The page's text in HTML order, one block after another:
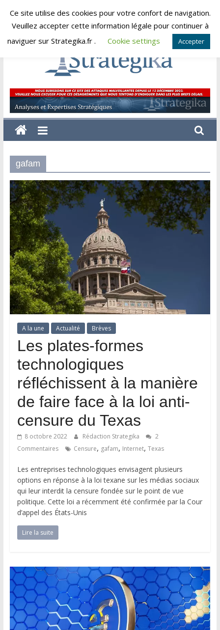
Skip
vendredi, août 7, 2026
Strategika
Expertise
et
Analyses
gafam
A la une Actualité Brèves
Les plates-formes
technologiques
réfléchissent à la manière
de faire face à la loi anti-
censure du Texas
8 octobre 2022 Rédaction Strategika
2
Commentaires
Censure, gafam, Internet, Texas
Les entreprises technologiques envisagent plusieurs
options en réponse à la loi texane sur les médias sociaux
qui leur interdit la censure fondée sur le point de vue
politique. Cette loi a récemment été confirmée par la Cour
d’appel des États-Unis
Lire la suite
Ce site utilise des cookies pour votre confort de navigation.
Veuillez accepter cette information légale pour continuer à
naviguer sur Strategika.fr .
Cookie settings Accepter